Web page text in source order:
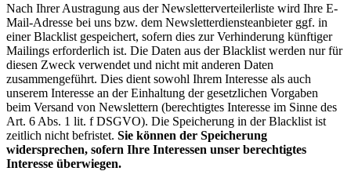
Nach Ihrer Austragung aus der Newsletterverteilerliste wird Ihre E-
Mail-Adresse bei uns bzw. dem Newsletterdiensteanbieter ggf. in
einer Blacklist gespeichert, sofern dies zur Verhinderung künftiger
Mailings erforderlich ist. Die Daten aus der Blacklist werden nur für
diesen Zweck verwendet und nicht mit anderen Daten
zusammengeführt. Dies dient sowohl Ihrem Interesse als auch
unserem Interesse an der Einhaltung der gesetzlichen Vorgaben
beim Versand von Newslettern (berechtigtes Interesse im Sinne des
Art. 6 Abs. 1 lit. f DSGVO). Die Speicherung in der Blacklist ist
zeitlich nicht befristet. Sie können der Speicherung
widersprechen, sofern Ihre Interessen unser berechtigtes
Interesse überwiegen.